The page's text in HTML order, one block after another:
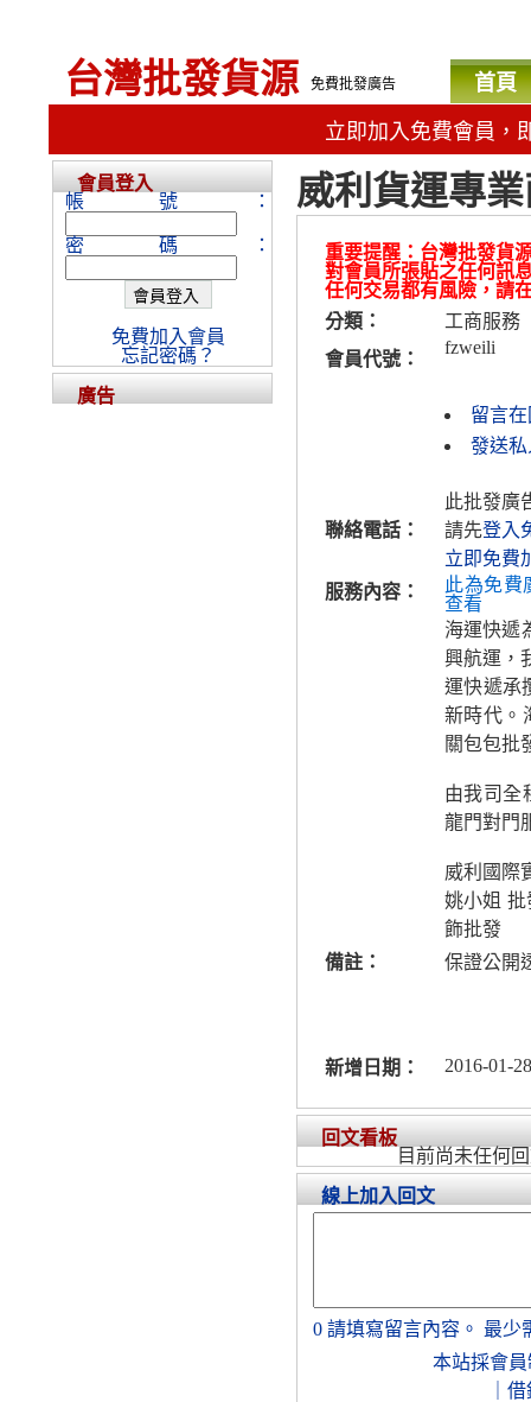
台灣批發貨源 免費批發廣告 首頁
立即加入免費會員，
威利貨運專
重要提醒：台灣批發貨
對會員所張貼之任何訊
任何交易都有風險，請
分類：
工商服務
會員代號：
fzweili
留言
發送
聯絡電話：
此批發廣
請先登入
立即免費
服務內容：
此為免費
查看
海運快遞
興航運，
運快遞承
新時代。
關包包批
由我司全
龍門對門
威利國際
姚小姐
飾批發
備註：
保證公開
新增日期： 2016-01-
回文看板
目前尚未任何
線上加入回文
0 請填寫留言內容。 最少
本站採會員
借
會員登入
帳號：
密碼：
免費加入會員
忘記密碼？
廣告